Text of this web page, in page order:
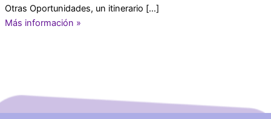
Otras Oportunidades, un itinerario […]
Más información »